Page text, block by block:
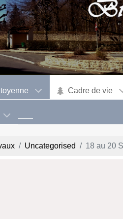
Cadre de vie
Uncategorised 18 au 20